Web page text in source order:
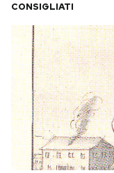
I MIEI PREFERITI
SHOP
CALENDARIO
AREA
CONSIGLIATI